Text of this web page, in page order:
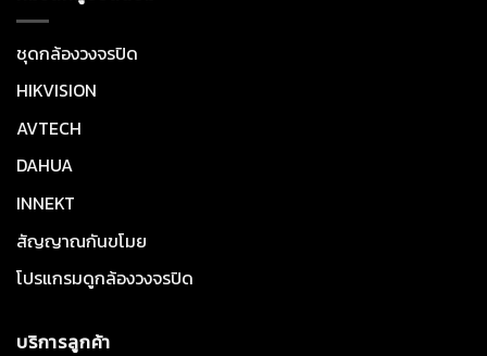
ชุดกล้องวงจรปิด
HIKVISION
AVTECH
DAHUA
INNEKT
สัญญาณกันขโมย
โปรแกรมดูกล้องวงจรปิด
บริการลูกค้า